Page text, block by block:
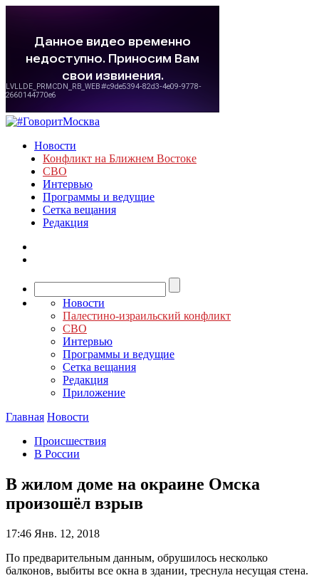
Новости
Конфликт на Ближнем Востоке
СВО
Интервью
Программы и ведущие
Сетка вещания
Редакция
Новости
Палестино-израильский конфликт
СВО
Интервью
Программы и ведущие
Сетка вещания
Редакция
Приложение
Главная Новости
Происшествия
В России
В жилом доме на окраине Омска
произошёл взрыв
17:46 Янв. 12, 2018
По предварительным данным, обрушилось несколько
балконов, выбиты все окна в здании, треснула несущая стена.